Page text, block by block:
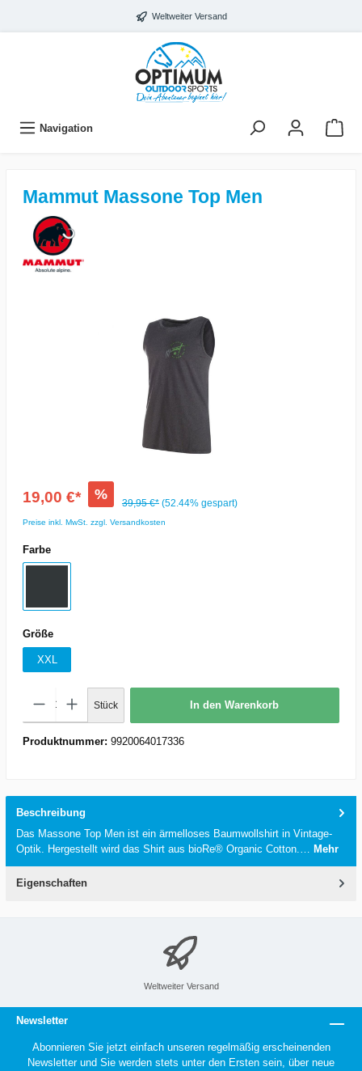
Weltweiter Versand
Navigation
Mammut Massone Top Men
19,00 €* %
39,95 €* (52.44% gespart)
Preise inkl. MwSt. zzgl. Versandkosten
Farbe
Größe
XXL
Stück In den Warenkorb
Produktnummer: 9920064017336
Beschreibung
Das Massone Top Men ist ein ärmelloses Baumwollshirt in Vintage-
Optik. Hergestellt wird das Shirt aus bioRe® Organic Cotton.…
Mehr
Eigenschaften
Weltweiter Versand
Newsletter
Abonnieren Sie jetzt einfach unseren regelmäßig erscheinenden
Newsletter und Sie werden stets unter den Ersten sein, über neue